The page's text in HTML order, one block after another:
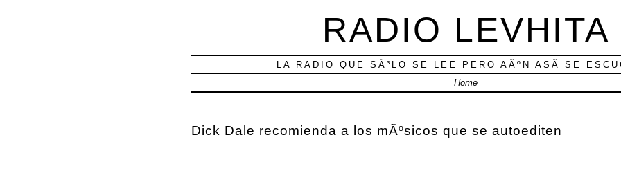
RADIO LEVHITA
LA RADIO QUE SÃ³LO SE LEE PERO AÃºN ASÃ­ SE
Home
Dick Dale recomienda a los mÃºsicos que se autoediten